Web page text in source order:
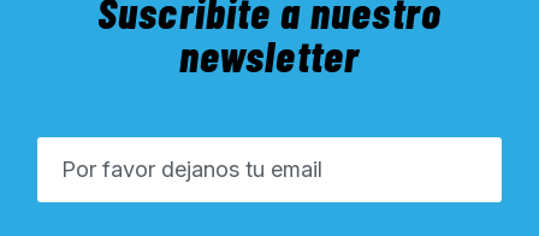
Suscribite a nuestro
newsletter